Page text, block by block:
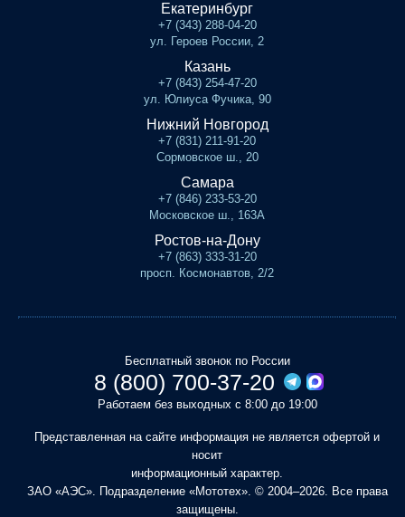
Екатеринбург
+7 (343) 288-04-20
ул. Героев России, 2
Казань
+7 (843) 254-47-20
ул. Юлиуса Фучика, 90
Нижний Новгород
+7 (831) 211-91-20
Сормовское ш., 20
Самара
+7 (846) 233-53-20
Московское ш., 163А
Ростов-на-Дону
+7 (863) 333-31-20
просп. Космонавтов, 2/2
Бесплатный звонок по России
8 (800) 700-37-20
Работаем без выходных с 8:00 до 19:00
Представленная на сайте информация не является офертой и
носит
информационный характер.
ЗАО «АЭС». Подразделение «Мототех». © 2004–2026. Все права
защищены.